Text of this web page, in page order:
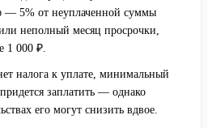
— 5% от неуплаченной суммы
неполный месяц просрочки,
1 000 ₽.
налога к уплате, минимальный
заплатить — однако
его могут снизить вдвое.